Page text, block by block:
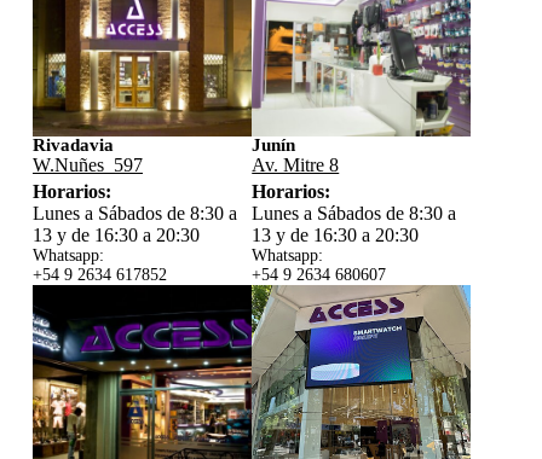
Rivadavia
W.Nuñes 597
Horarios:
Lunes a Sábados de 8:30 a
13 y de 16:30 a 20:30
Whatsapp:
+54 9 2634 617852
Junín
Av. Mitre 8
Horarios:
Lunes a Sábados de 8:30 a
13 y de 16:30 a 20:30
Whatsapp:
+54 9 2634 680607